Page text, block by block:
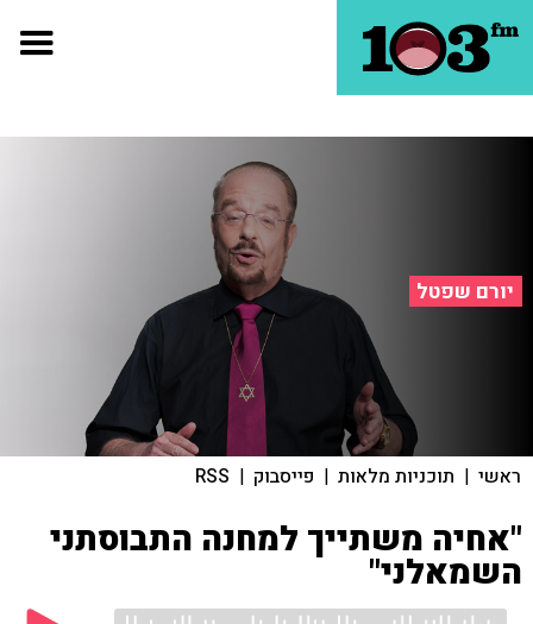
יורם שפטל
ראשי | תוכניות מלאות | פייסבוק |
RSS
"אחיה משתייך למחנה התבוסתני
השמאלני"